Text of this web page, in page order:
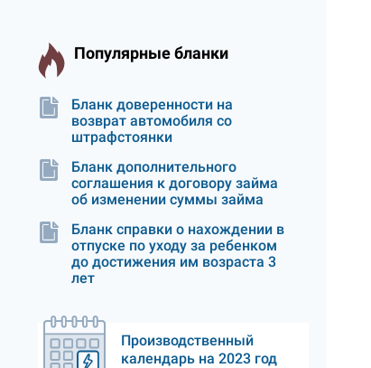
Популярные бланки
Бланк доверенности на
возврат автомобиля со
штрафстоянки
Бланк дополнительного
соглашения к договору займа
об изменении суммы займа
Бланк справки о нахождении в
отпуске по уходу за ребенком
до достижения им возраста 3
лет
Производственный
календарь на 2023 год